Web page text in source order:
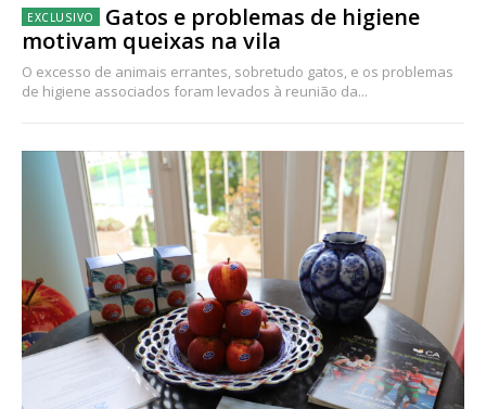
Gatos e problemas de higiene
motivam queixas na vila
O excesso de animais errantes, sobretudo gatos, e os problemas
de higiene associados foram levados à reunião da...